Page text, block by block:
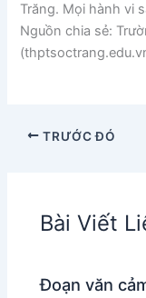
Trăng. Mọi hành vi
Nguồn chia sẻ:
TRƯỚC ĐÓ
Bài Viết
Đoạn văn